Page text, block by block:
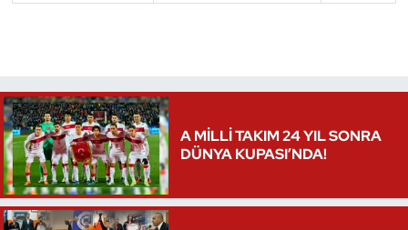
A MİLLİ TAKIM 24 YIL SONRA
DÜNYA KUPASI’NDA!